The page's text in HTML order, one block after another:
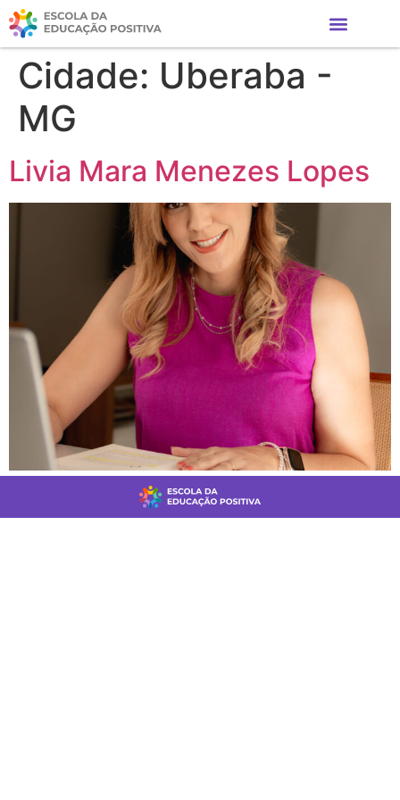
Cidade: Uberaba -
MG
Livia Mara Menezes Lopes